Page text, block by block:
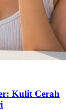
Kulit Cerah